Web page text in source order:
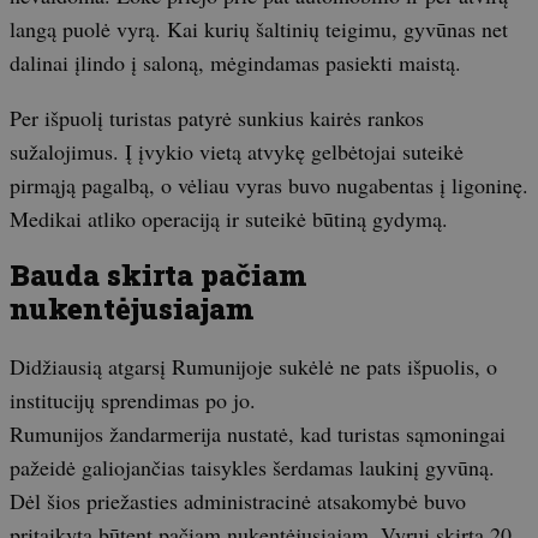
langą puolė vyrą. Kai kurių šaltinių teigimu, gyvūnas net
dalinai įlindo į saloną, mėgindamas pasiekti maistą.
Per išpuolį turistas patyrė sunkius kairės rankos
sužalojimus. Į įvykio vietą atvykę gelbėtojai suteikė
pirmąją pagalbą, o vėliau vyras buvo nugabentas į ligoninę.
Medikai atliko operaciją ir suteikė būtiną gydymą.
Bauda skirta pačiam
nukentėjusiajam
Didžiausią atgarsį Rumunijoje sukėlė ne pats išpuolis, o
institucijų sprendimas po jo.
Rumunijos žandarmerija nustatė, kad turistas sąmoningai
pažeidė galiojančias taisykles šerdamas laukinį gyvūną.
Dėl šios priežasties administracinė atsakomybė buvo